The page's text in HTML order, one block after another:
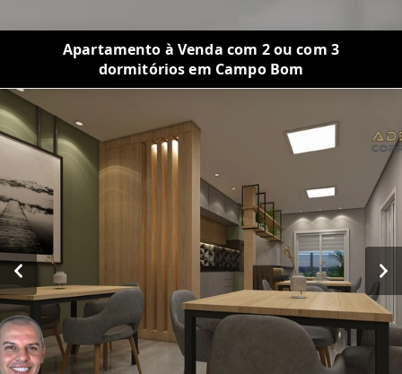
Apartamento à Venda com 2 ou com 3
dormitórios em Campo Bom